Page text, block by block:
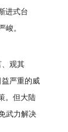
进式台
峻。
、观其
严重的威
。但大陆
武力解决